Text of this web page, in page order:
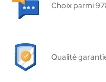
Choix parmi
Qualité